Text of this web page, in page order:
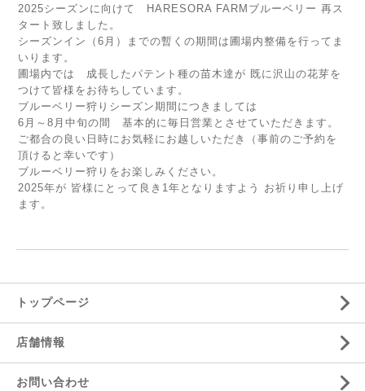
2025シーズンに向けて HARESORA FARMブルーベリー 再ス
タート致しました。
シーズンイン（6月）までの暫くの期間は圃場内整備を行ってま
いります。
圃場内では 成長したパテント種の苗木達が 既に沢山の花芽を
つけて皆様をお待ちしています。
ブルーベリー狩りシーズン期間につきましては
6月～8月中旬の間 基本的に毎日営業とさせていただきます。
ご都合の良い日時にお気軽にお越しいただき（事前のご予約を
頂けると幸いです）
ブルーベリー狩りをお楽しみください。
2025年が 皆様にとって良き1年となりますよう お祈り申し上げ
ます。
トップページ
店舗情報
お問い合わせ